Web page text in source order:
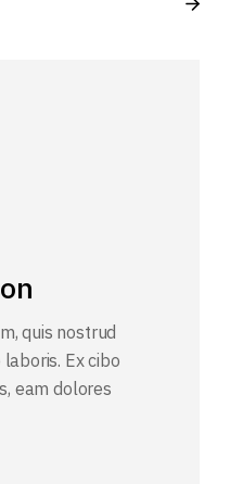
quis nostrud
Ex cibo
eam dolores